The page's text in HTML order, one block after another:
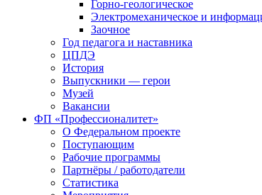
Горно-геологическое
Электромеханическое и
Заочное
Год педагога и наставника
ЦПДЭ
История
Выпускники — герои
Музей
Вакансии
ФП «Профессионалитет»
О Федеральном проекте
Поступающим
Рабочие программы
Партнёры / работодатели
Статистика